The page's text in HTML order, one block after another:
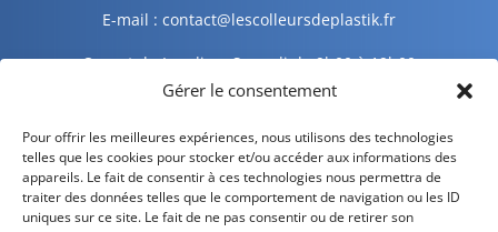
Gérer le consentement
Pour offrir les meilleures expériences, nous utilisons des technologies
telles que les cookies pour stocker et/ou accéder aux informations des
appareils. Le fait de consentir à ces technologies nous permettra de
traiter des données telles que le comportement de navigation ou les ID
uniques sur ce site. Le fait de ne pas consentir ou de retirer son
E-mail : contact@lescolleursdeplastik.fr
Ouvert du Lundi au Samedi de 9h00 à 19h00
Informations légales
Mentions légales